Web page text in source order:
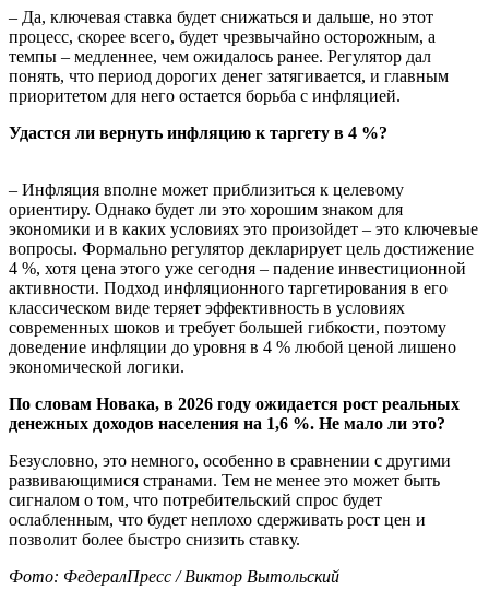
– Да, ключевая ставка будет снижаться и дальше, но этот
процесс, скорее всего, будет чрезвычайно осторожным, а
темпы – медленнее, чем ожидалось ранее. Регулятор дал
понять, что период дорогих денег затягивается, и главным
приоритетом для него остается борьба с инфляцией.
Удастся ли вернуть инфляцию к таргету в 4 %?
– Инфляция вполне может приблизиться к целевому
ориентиру. Однако будет ли это хорошим знаком для
экономики и в каких условиях это произойдет – это ключевые
вопросы. Формально регулятор декларирует цель достижение
4 %, хотя цена этого уже сегодня – падение инвестиционной
активности. Подход инфляционного таргетирования в его
классическом виде теряет эффективность в условиях
современных шоков и требует большей гибкости, поэтому
доведение инфляции до уровня в 4 % любой ценой лишено
экономической логики.
По словам Новака, в 2026 году ожидается рост реальных
денежных доходов населения на 1,6 %. Не мало ли это?
Безусловно, это немного, особенно в сравнении с другими
развивающимися странами. Тем не менее это может быть
сигналом о том, что потребительский спрос будет
ослабленным, что будет неплохо сдерживать рост цен и
позволит более быстро снизить ставку.
Фото: ФедералПресс / Виктор Вытольский